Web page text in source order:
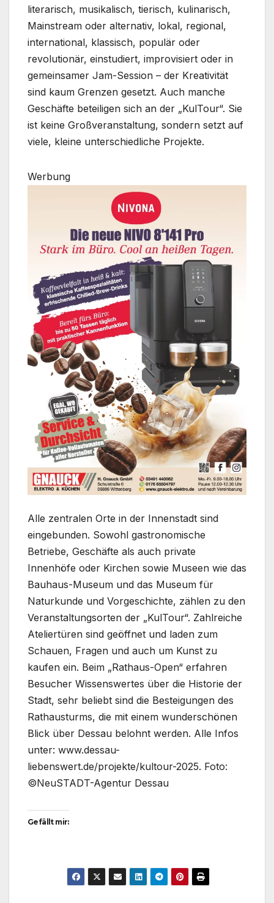
literarisch, musikalisch, tierisch, kulinarisch,
Mainstream oder alternativ, lokal, regional,
international, klassisch, populär oder
revolutionär, einstudiert, improvisiert oder in
gemeinsamer Jam-Session – der Kreativität
sind kaum Grenzen gesetzt. Auch manche
Geschäfte beteiligen sich an der „KulTour“. Sie
ist keine Großveranstaltung, sondern setzt auf
viele, kleine unterschiedliche Projekte.
Werbung
Alle zentralen Orte in der Innenstadt sind
eingebunden. Sowohl gastronomische
Betriebe, Geschäfte als auch private
Innenhöfe oder Kirchen sowie Museen wie das
Bauhaus-Museum und das Museum für
Naturkunde und Vorgeschichte, zählen zu den
Veranstaltungsorten der „KulTour“. Zahlreiche
Ateliertüren sind geöffnet und laden zum
Schauen, Fragen und auch um Kunst zu
kaufen ein. Beim „Rathaus-Open“ erfahren
Besucher Wissenswertes über die Historie der
Stadt, sehr beliebt sind die Besteigungen des
Rathausturms, die mit einem wunderschönen
Blick über Dessau belohnt werden. Alle Infos
unter: www.dessau-
liebenswert.de/projekte/kultour-2025. Foto:
©NeuSTADT-Agentur Dessau
Gefällt mir: